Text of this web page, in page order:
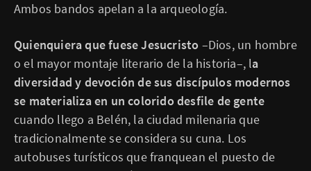
Ambos bandos apelan a la arqueología.
Quienquiera que fuese Jesucristo –Dios, un hombre
o el mayor montaje literario de la historia–, la
diversidad y devoción de sus discípulos modernos
se materializa en un colorido desfile de gente
cuando llego a Belén, la ciudad milenaria que
tradicionalmente se considera su cuna. Los
autobuses turísticos que franquean el puesto de